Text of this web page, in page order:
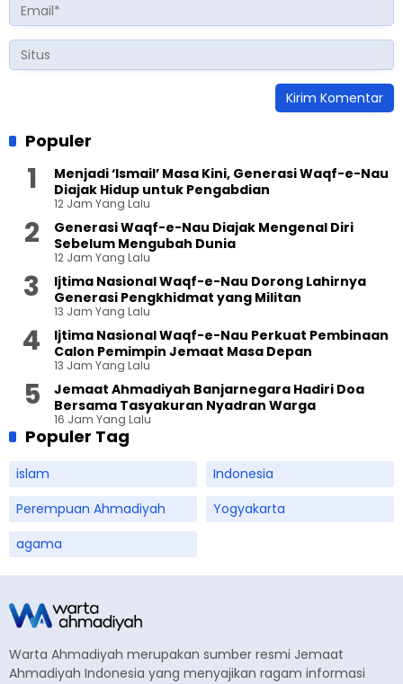
Populer
Menjadi ‘Ismail’ Masa Kini, Generasi Waqf-e-Nau
Diajak Hidup untuk Pengabdian
12 Jam Yang Lalu
Generasi Waqf-e-Nau Diajak Mengenal Diri
Sebelum Mengubah Dunia
12 Jam Yang Lalu
Ijtima Nasional Waqf-e-Nau Dorong Lahirnya
Generasi Pengkhidmat yang Militan
13 Jam Yang Lalu
Ijtima Nasional Waqf-e-Nau Perkuat Pembinaan
Calon Pemimpin Jemaat Masa Depan
13 Jam Yang Lalu
Jemaat Ahmadiyah Banjarnegara Hadiri Doa
Bersama Tasyakuran Nyadran Warga
16 Jam Yang Lalu
Populer Tag
islam
Indonesia
Perempuan Ahmadiyah
Yogyakarta
agama
Warta Ahmadiyah merupakan sumber resmi Jemaat
Ahmadiyah Indonesia yang menyajikan ragam informasi